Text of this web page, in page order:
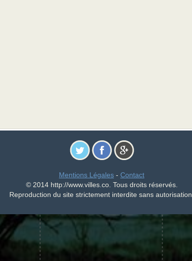
Mentions Légales - Contact
© 2014 http://www.villes.co. Tous droits réservés.
Reproduction du site strictement interdite sans autorisation.